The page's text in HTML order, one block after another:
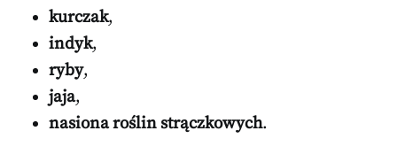
kurczak,
indyk,
ryby,
jaja,
nasiona roślin strączkowych.